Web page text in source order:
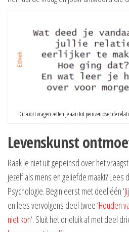
Dit soort vragen zetten je aan tot peinzen over de
Levenskunst
Raak je niet uit gepeinsd over het
jezelf als mens en geliefde maakt? Lees
Psychologie. Begin eerst met deel één ‘
en lees vervolgens deel twee ‘Houden
niet kon‘. Sluit het drieluik af met deel